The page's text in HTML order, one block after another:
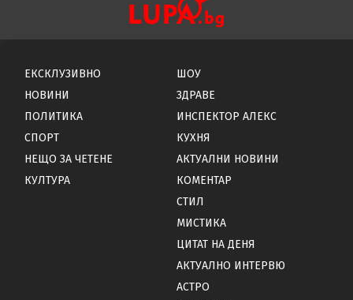
ЕКСКЛУЗИВНО
НОВИНИ
ПОЛИТИКА
СПОРТ
НЕЩО ЗА ЧЕТЕНЕ
КУЛТУРА
ШОУ
ЗДРАВЕ
ИНСПЕКТОР АЛЕКС
КУХНЯ
АКТУАЛНИ НОВИНИ
КОМЕНТАР
СТИЛ
МИСТИКА
ЦИТАТ НА ДЕНЯ
АКТУАЛНО ИНТЕРВЮ
АСТРО